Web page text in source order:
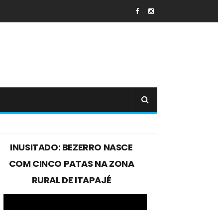
INUSITADO: BEZERRO NASCE
COM CINCO PATAS NA ZONA
RURAL DE ITAPAJÉ